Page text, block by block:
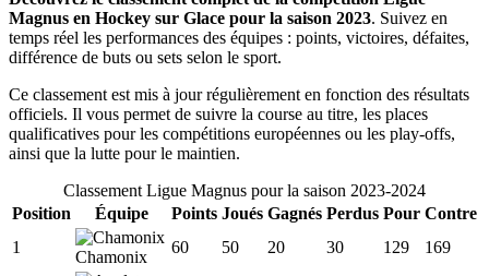
Magnus en Hockey sur Glace pour la saison 2023. Suivez en
temps réel les performances des équipes : points, victoires, défaites,
différence de buts ou sets selon le sport.
Ce classement est mis à jour régulièrement en fonction des résultats
officiels. Il vous permet de suivre la course au titre, les places
qualificatives pour les compétitions européennes ou les play-offs,
ainsi que la lutte pour le maintien.
Classement Ligue Magnus pour la saison 2023-2024
Position
Équipe Points Joués Gagnés Perdus Pour Contre
1
Chamonix
60 50 20 30 129 169